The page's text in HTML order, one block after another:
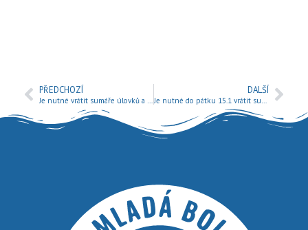
PŘEDCHOZÍ
Je nutné vrátit sumáře úlovků a docházek !
DALŠÍ
Je nutné do pátku 15.1 vrátit sumáře úlovků a docházek !